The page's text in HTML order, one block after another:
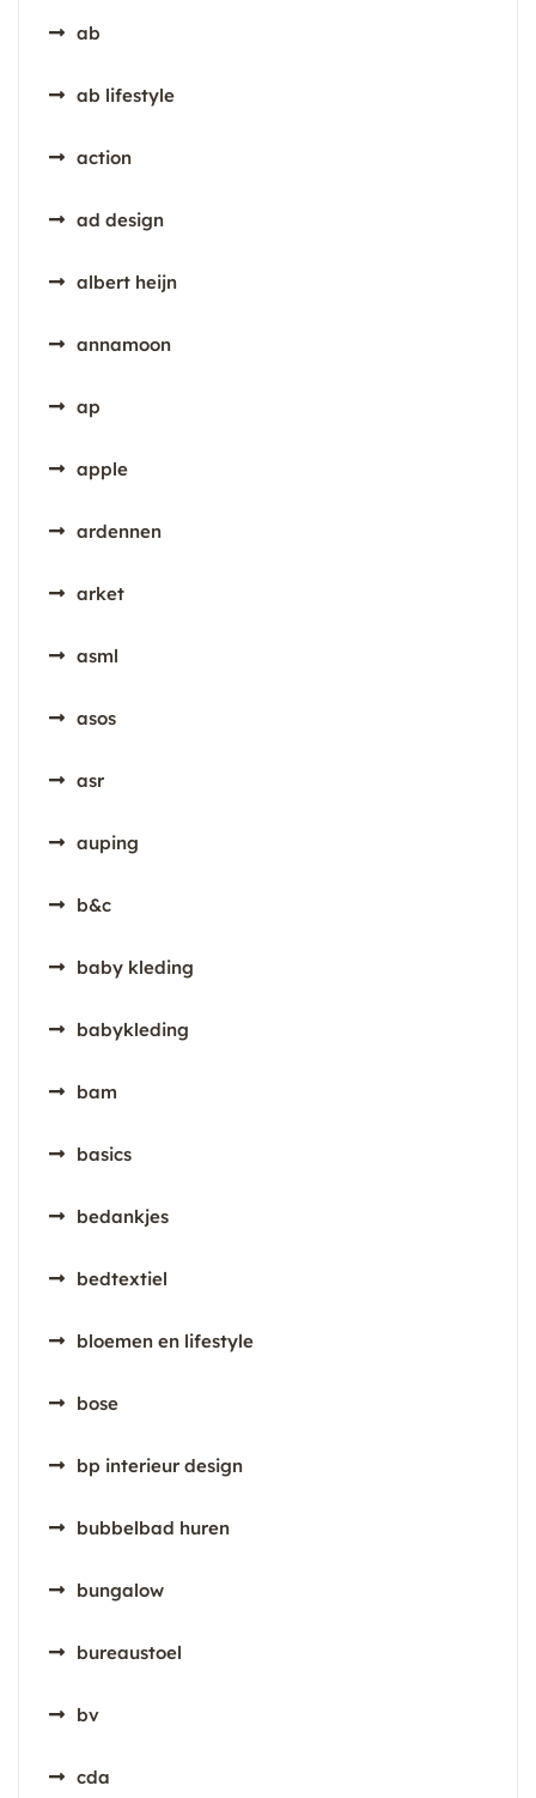
ab
ab lifestyle
action
ad design
albert heijn
annamoon
ap
apple
ardennen
arket
asml
asos
asr
auping
b&c
baby kleding
babykleding
bam
basics
bedankjes
bedtextiel
bloemen en lifestyle
bose
bp interieur design
bubbelbad huren
bungalow
bureaustoel
bv
cda